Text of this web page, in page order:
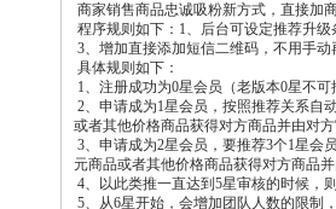
商家销售商品忠诚吸粉新方式，直接加
程序规则如下：1、后台可设定推荐升
3、增加直接添加短信二维码，不用手动
具体规则如下：
1、注册成功为0星会员（老版本0星不
2、申请成为1星会员，按照推荐关系自
或者其他价格商品获得对方商品并由对
3、申请成为2星会员，要推荐3个1星会
元商品或者其他价格商品获得对方商品
4、以此类推一直达到5星审核的时候，
5、从6星开始，会增加团队人数的限制